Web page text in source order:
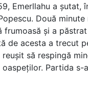
Emerllahu a șutat,
Două
și a
de acesta a trecut
să respingă
Partida